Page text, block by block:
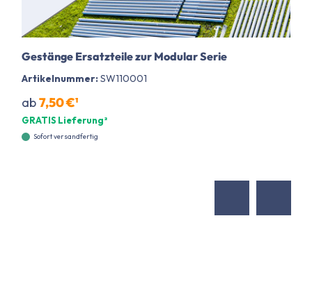
Gestänge Ersatzteile zur Modular Serie
Artikelnummer:SW110001
ab7,50 €¹
GRATIS Lieferung²
Sofort versandfertig